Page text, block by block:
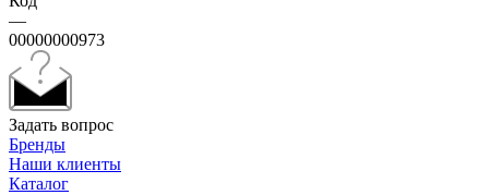
—
00000000973
Задать вопрос
Бренды
Наши клиенты
Каталог